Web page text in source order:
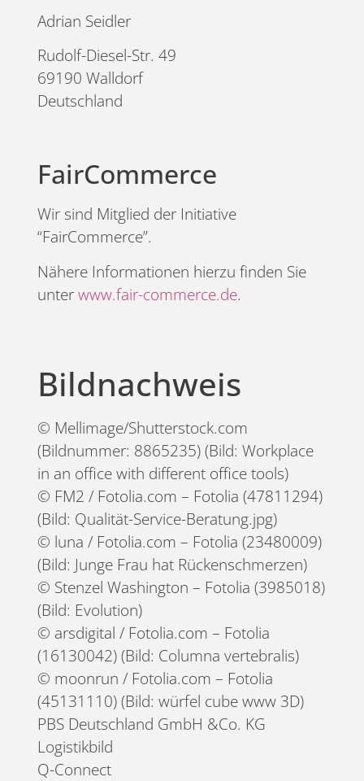
Adrian Seidler
Rudolf-Diesel-Str. 49
69190 Walldorf
Deutschland
FairCommerce
Wir sind Mitglied der Initiative
“FairCommerce”.
Nähere Informationen hierzu finden Sie
unterwww.fair-commerce.de.
Bildnachweis
© Mellimage/Shutterstock.com
(Bildnummer: 8865235) (Bild: Workplace
in an office with different office tools)
© FM2 / Fotolia.com – Fotolia (47811294)
(Bild: Qualität-Service-Beratung.jpg)
© luna / Fotolia.com – Fotolia (23480009)
(Bild: Junge Frau hat Rückenschmerzen)
© Stenzel Washington – Fotolia (3985018)
(Bild: Evolution)
© arsdigital / Fotolia.com – Fotolia
(16130042) (Bild: Columna vertebralis)
© moonrun / Fotolia.com – Fotolia
(45131110) (Bild: würfel cube www 3D)
PBS Deutschland GmbH &Co. KG
Logistikbild
Q-Connect